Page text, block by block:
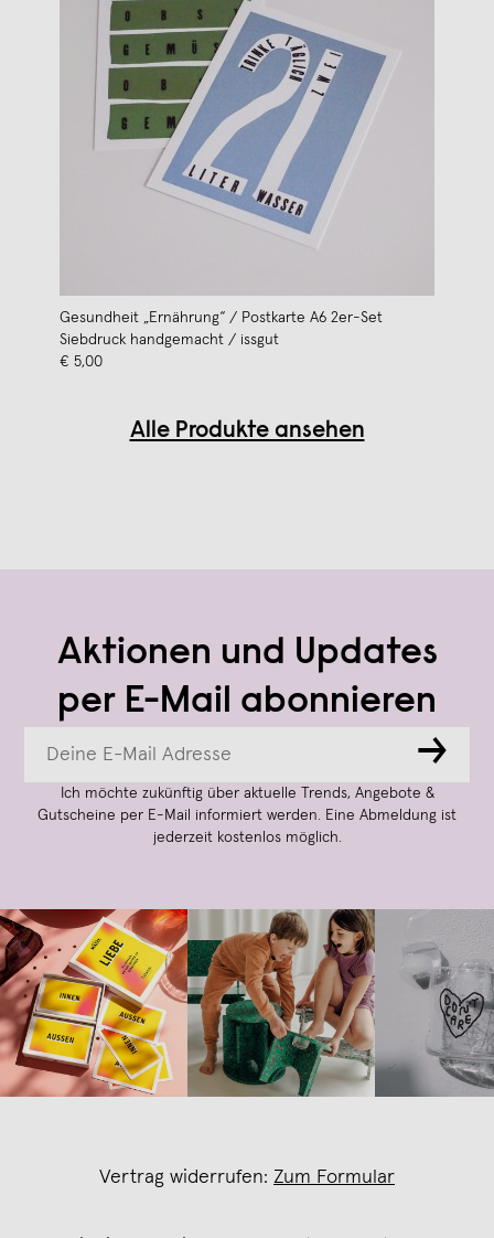
Gesundheit „Ernährung“ / Postkarte A6 2er-Set
Siebdruck handgemacht / issgut
€ 5,00
Alle Produkte ansehen
Aktionen und Updates
per E-Mail abonnieren
→
Ich möchte zukünftig über aktuelle Trends, Angebote &
Gutscheine per E-Mail informiert werden. Eine Abmeldung ist
jederzeit kostenlos möglich.
Vertrag widerrufen: Zum Formular